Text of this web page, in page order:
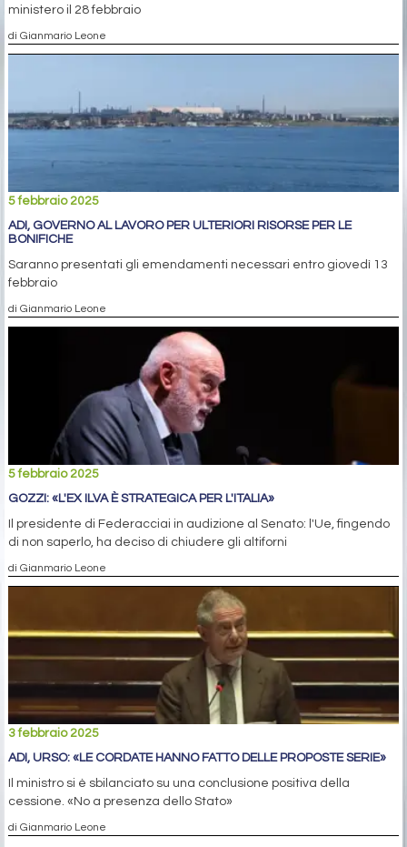
ministero il 28 febbraio
di Gianmario Leone
5 febbraio 2025
ADI, GOVERNO AL LAVORO PER ULTERIORI RISORSE PER LE
BONIFICHE
Saranno presentati gli emendamenti necessari entro giovedì 13
febbraio
di Gianmario Leone
5 febbraio 2025
GOZZI: «L'EX ILVA È STRATEGICA PER L'ITALIA»
Il presidente di Federacciai in audizione al Senato: l'Ue, fingendo
di non saperlo, ha deciso di chiudere gli altiforni
di Gianmario Leone
3 febbraio 2025
ADI, URSO: «LE CORDATE HANNO FATTO DELLE PROPOSTE SERIE»
Il ministro si è sbilanciato su una conclusione positiva della
cessione. «No a presenza dello Stato»
di Gianmario Leone